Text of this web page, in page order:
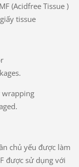
(Acidfree Tissue )
tissue
chủ yếu được làm
được sử dụng với